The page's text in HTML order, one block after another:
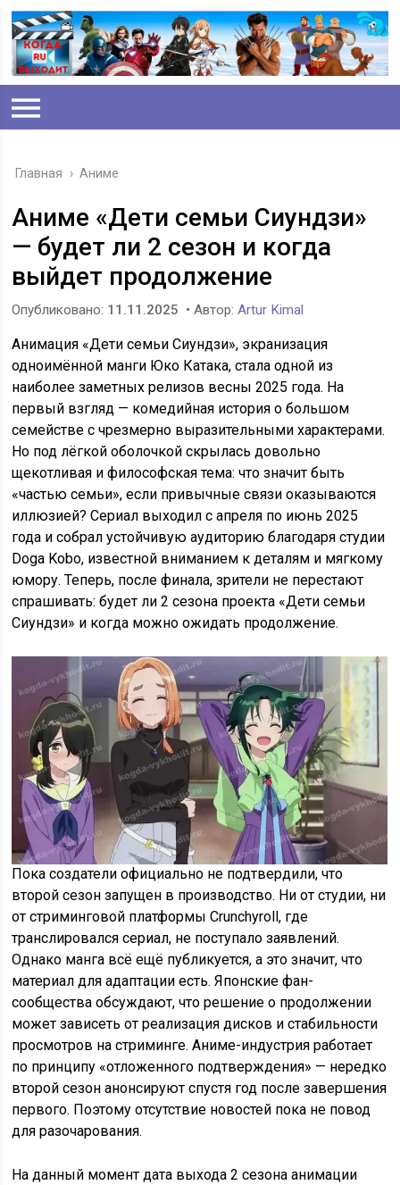
Главная › Аниме
Аниме «Дети семьи Сиундзи»
— будет ли 2 сезон и когда
выйдет продолжение
Опубликовано: 11.11.2025 • Автор:Artur Kimal
Анимация «Дети семьи Сиундзи», экранизация
одноимённой манги Юко Катака, стала одной из
наиболее заметных релизов весны 2025 года. На
первый взгляд — комедийная история о большом
семействе с чрезмерно выразительными характерами.
Но под лёгкой оболочкой скрылась довольно
щекотливая и философская тема: что значит быть
«частью семьи», если привычные связи оказываются
иллюзией? Сериал выходил с апреля по июнь 2025
года и собрал устойчивую аудиторию благодаря студии
Doga Kobo, известной вниманием к деталям и мягкому
юмору. Теперь, после финала, зрители не перестают
спрашивать: будет ли 2 сезона проекта «Дети семьи
Сиундзи» и когда можно ожидать продолжение.
Пока создатели официально не подтвердили, что
второй сезон запущен в производство. Ни от студии, ни
от стриминговой платформы Crunchyroll, где
транслировался сериал, не поступало заявлений.
Однако манга всё ещё публикуется, а это значит, что
материал для адаптации есть. Японские фан-
сообщества обсуждают, что решение о продолжении
может зависеть от реализация дисков и стабильности
просмотров на стриминге. Аниме-индустрия работает
по принципу «отложенного подтверждения» — нередко
второй сезон анонсируют спустя год после завершения
первого. Поэтому отсутствие новостей пока не повод
для разочарования.
На данный момент дата выхода 2 сезона анимации